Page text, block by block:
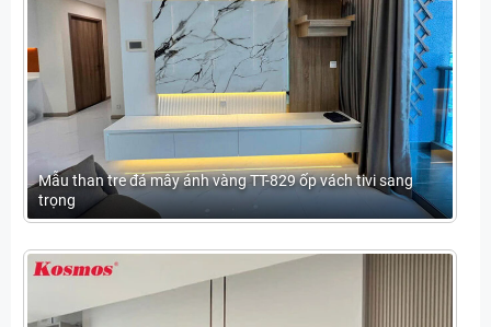
Mẫu than tre đá mây ánh vàng TT-829 ốp vách tivi sang
trọng